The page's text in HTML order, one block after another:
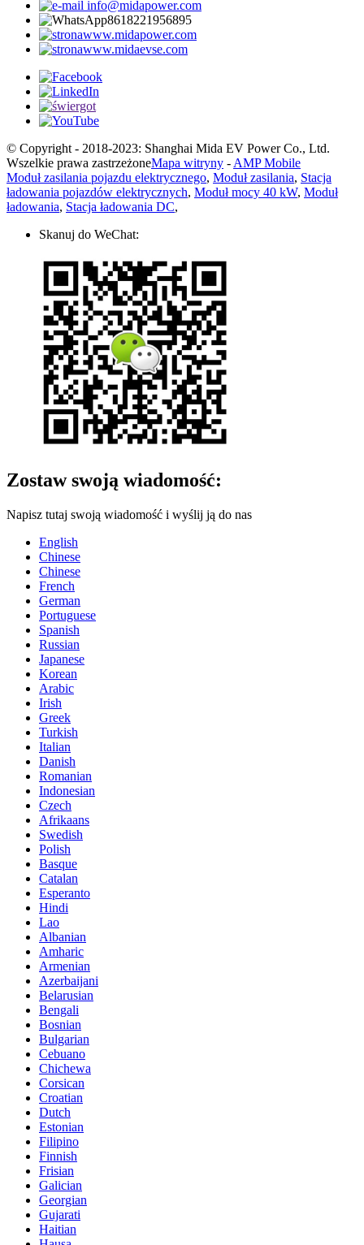
info@midapower.com
8618221956895
www.midapower.com
www.midaevse.com
© Copyright - 2018-2023: Shanghai Mida EV Power Co., Ltd.
Wszelkie prawa zastrzeżoneMapa witryny - AMP Mobile
Moduł zasilania pojazdu elektrycznego, Moduł zasilania, Stacja
ładowania pojazdów elektrycznych, Moduł mocy 40 kW, Moduł
ładowania, Stacja ładowania DC,
Skanuj do WeChat:
Zostaw swoją wiadomość:
Napisz tutaj swoją wiadomość i wyślij ją do nas
English
Chinese
Chinese
French
German
Portuguese
Spanish
Russian
Japanese
Korean
Arabic
Irish
Greek
Turkish
Italian
Danish
Romanian
Indonesian
Czech
Afrikaans
Swedish
Polish
Basque
Catalan
Esperanto
Hindi
Lao
Albanian
Amharic
Armenian
Azerbaijani
Belarusian
Bengali
Bosnian
Bulgarian
Cebuano
Chichewa
Corsican
Croatian
Dutch
Estonian
Filipino
Finnish
Frisian
Galician
Georgian
Gujarati
Haitian